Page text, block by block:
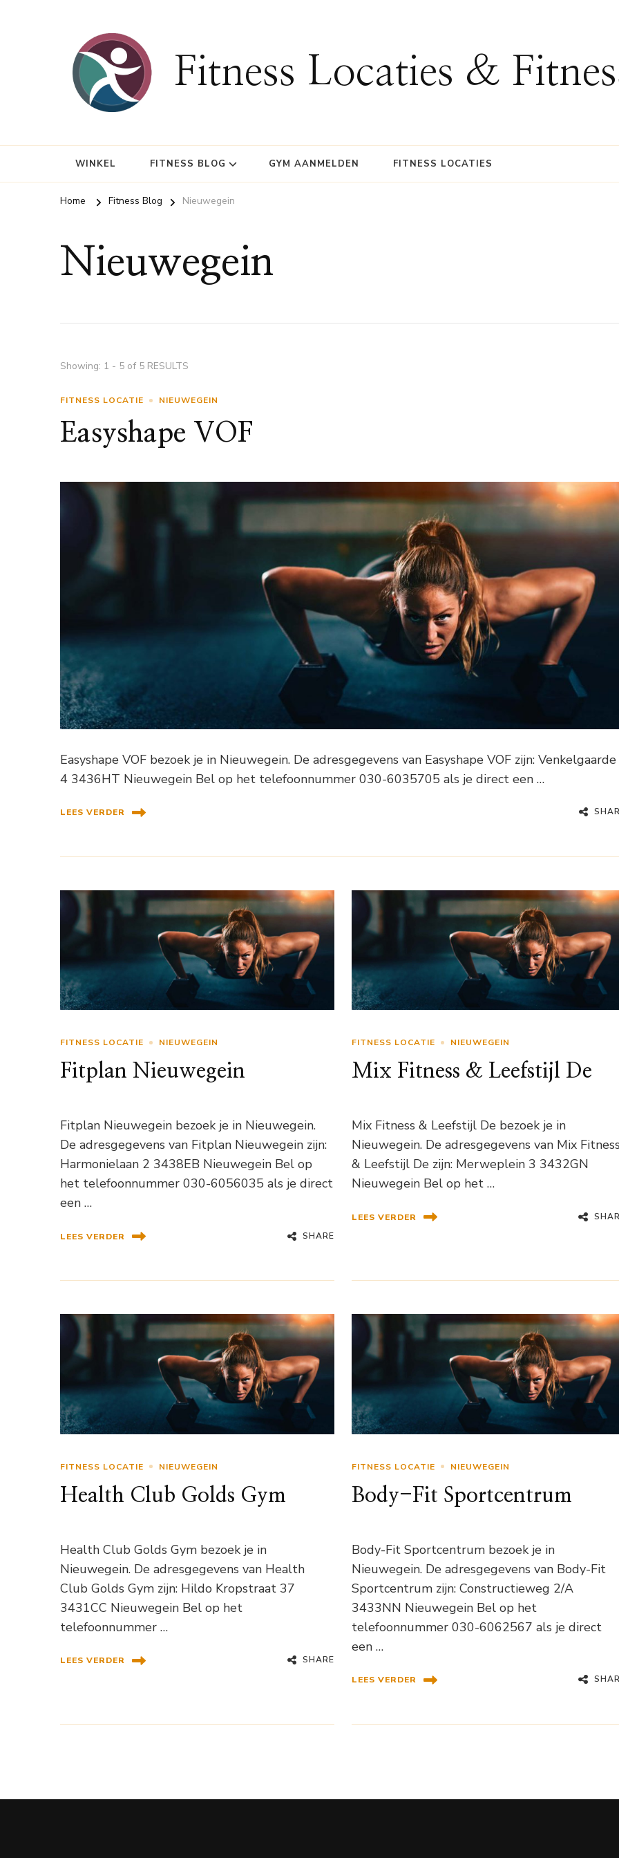
Fitness Locaties &
WINKEL FITNESS BLOG GYM AANMELDEN FITNESS LOCATIES
Home Fitness Blog Nieuwegein
Nieuwegein
Showing: 1 - 5 of 5 RESULTS
FITNESS LOCATIE NIEUWEGEIN
Easyshape VOF
Easyshape VOF bezoek je in Nieuwegein. De adresgegevens van Easyshape VOF zijn: Venkelgaarde
4 3436HT Nieuwegein Bel op het telefoonnummer 030-6035705 als je direct een …
LEES VERDER
FITNESS LOCATIE NIEUWEGEIN
Fitplan Nieuwegein
Fitplan Nieuwegein bezoek je in Nieuwegein.
De adresgegevens van Fitplan Nieuwegein zijn:
Harmonielaan 2 3438EB Nieuwegein Bel op
het telefoonnummer 030-6056035 als je direct
een …
LEES VERDER SHARE
FITNESS LOCATIE NIEUWEGEIN
Mix Fitness & Leefstijl De
Mix Fitness & Leefstijl De bezoek je in
Nieuwegein. De adresgegevens van Mix
& Leefstijl De zijn: Merweplein 3 3432GN
Nieuwegein Bel op het …
LEES VERDER
FITNESS LOCATIE NIEUWEGEIN
Health Club Golds Gym
Health Club Golds Gym bezoek je in
Nieuwegein. De adresgegevens van Health
Club Golds Gym zijn: Hildo Kropstraat 37
3431CC Nieuwegein Bel op het
telefoonnummer …
LEES VERDER SHARE
FITNESS LOCATIE NIEUWEGEIN
Body-Fit Sportcentrum
Body-Fit Sportcentrum bezoek je in
Nieuwegein. De adresgegevens van Body-Fit
Sportcentrum zijn: Constructieweg 2/A
3433NN Nieuwegein Bel op het
telefoonnummer 030-6062567 als je direct
een …
LEES VERDER